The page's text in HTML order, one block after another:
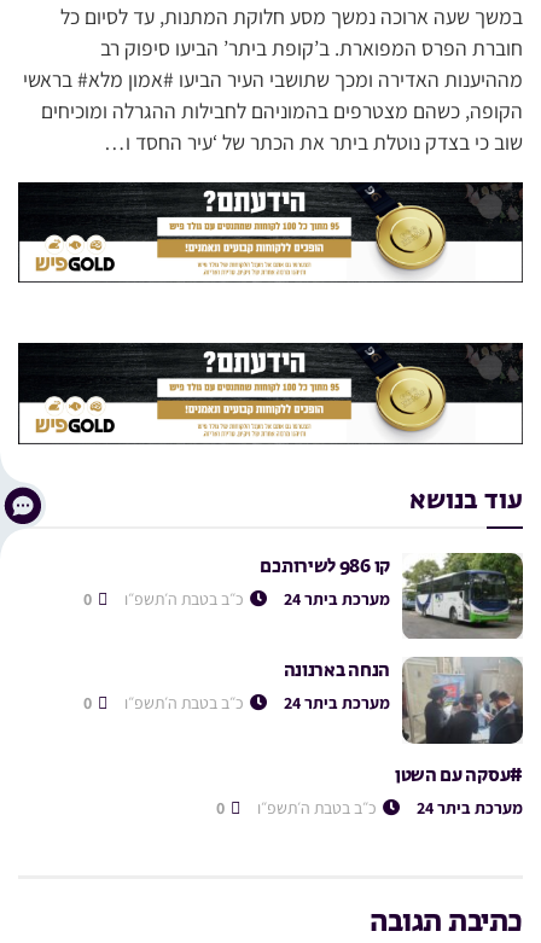
במשך שעה ארוכה נמשך מסע חלוקת המתנות, עד לסיום כל
חוברת הפרס המפוארת. ב’קופת ביתר’ הביעו סיפוק רב
מההיענות האדירה ומכך שתושבי העיר הביעו #אמון מלא# בראשי
הקופה, כשהם מצטרפים בהמוניהם לחבילות ההגרלה ומוכיחים
שוב כי בצדק נוטלת ביתר את הכתר של ‘עיר החסד ו…
עוד בנושא
קו 986 לשירותכם
מערכת ביתר 24 כ״ב בטבת ה׳תשפ״ו
הנחה בארנונה
מערכת ביתר 24 כ״ב בטבת ה׳תשפ״ו
#עסקה עם השטן
מערכת ביתר 24 כ״ב בטבת ה׳תשפ״ו
כתיבת תגובה